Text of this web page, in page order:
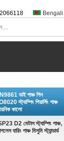
Bengali
ডাই পাঞ্চ পিন
স্ট্যাম্পিং পিয়ার্সিং পাঞ্চ
কালো
D2 মেটাল স্ট্যাম্পিং পাঞ্চ,
বারিং পাঞ্চ মিসুমি স্ট্যান্ডার্ড